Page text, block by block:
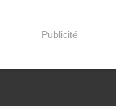
Publicité